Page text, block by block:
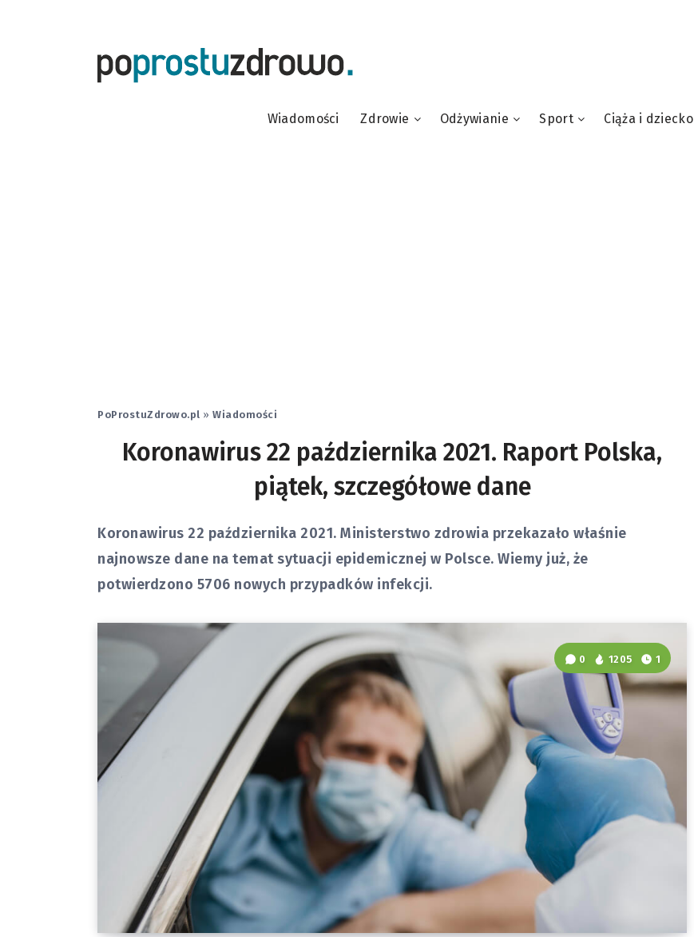
Wiadomości Zdrowie Odżywianie Sport Ciąża i dziecko
PoProstuZdrowo.pl » Wiadomości
Koronawirus 22 października 2021. Raport Polska,
piątek, szczegółowe dane
Koronawirus 22 października 2021. Ministerstwo zdrowia przekazało właśnie
najnowsze dane na temat sytuacji epidemicznej w Polsce. Wiemy już, że
potwierdzono 5706 nowych przypadków infekcji.
0 1205 1